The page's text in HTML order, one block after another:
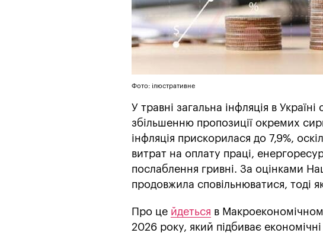
Фото: ілюстративне
У травні загальна інфляція в
збільшенню пропозиції окремих
інфляція прискорилася до 7,9%,
витрат на оплату праці,
послаблення гривні. За оцінками
продовжила сповільнюватися, тоді
Про це йдеться в
2026 року, який підбиває